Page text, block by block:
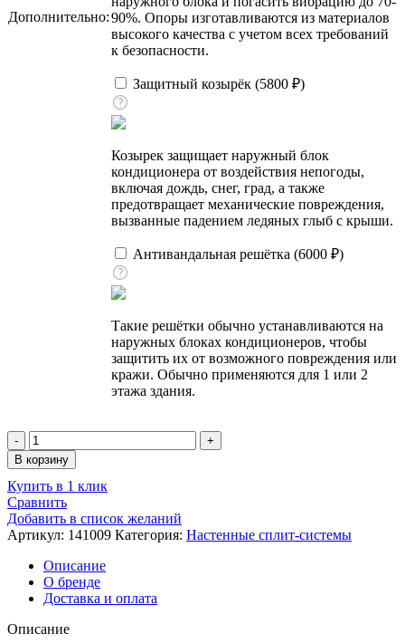
Дополнительно:90%. Опоры изготавливаются из материалов
высокого качества с учетом всех требований
к безопасности.
Защитный козырёк (5800 ₽)
Козырек защищает наружный блок
кондиционера от воздействия непогоды,
включая дождь, снег, град, а также
предотвращает механические повреждения,
вызванные падением ледяных глыб с крыши.
Антивандальная решётка (6000 ₽)
Такие решётки обычно устанавливаются на
наружных блоках кондиционеров, чтобы
защитить их от возможного повреждения или
кражи. Обычно применяются для 1 или 2
этажа здания.
Количество
товара
Кондиционер
настенный,
MDV
MDSA-
09HRN8
MDOA-
09HN8
В корзину
Купить в 1 клик
Сравнить
Добавить в список желаний
Артикул: 141009 Категория: Настенные сплит-системы
Описание
О бренде
Доставка и оплата
Описание